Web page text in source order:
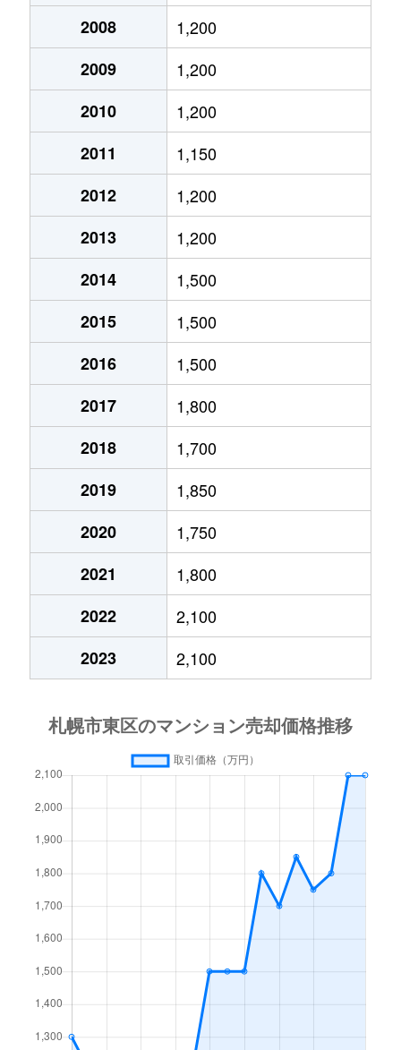
北８条東
390万円
北８条東
390万円
北８条東
300万円
北８条東
3,000万円
北８条東
2,600万円
北９条東
3,400万円
北１０条東
1,800万円
北１０条東
1,900万円
北１２条東
1,800万円
北１２条東
2,700万円
北１２条東
2,300万円
北１３条東
3,800万円
北１３条東
2,100万円
北１４条東
1,700万円
北１５条東
2,100万円
北１５条東
3,000万円
北１７条東
環状通東
2,700万円 環状通東
北１８条東
北１９条東
350万円 北18条
北１９条東
北18条
北18条
北２０条東
2,200万円 北18条
北２０条東
1,600万円
2008
1,200
2009
1,200
2010
1,200
2011
1,150
2012
1,200
2013
1,200
2014
1,500
2015
1,500
2016
1,500
2017
1,800
2018
1,700
2019
1,850
2020
1,750
2021
1,800
2022
2,100
2023
2,100